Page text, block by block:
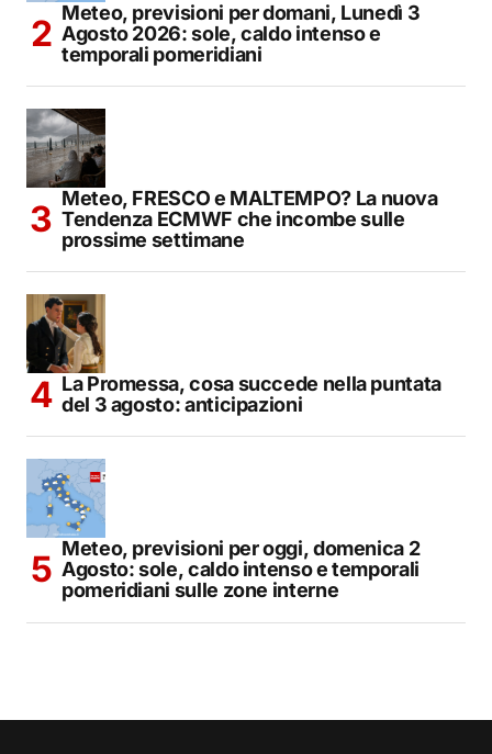
Meteo, previsioni per domani, Lunedì 3
Agosto 2026: sole, caldo intenso e
temporali pomeridiani
Meteo, FRESCO e MALTEMPO? La nuova
Tendenza ECMWF che incombe sulle
prossime settimane
La Promessa, cosa succede nella puntata
del 3 agosto: anticipazioni
Meteo, previsioni per oggi, domenica 2
Agosto: sole, caldo intenso e temporali
pomeridiani sulle zone interne